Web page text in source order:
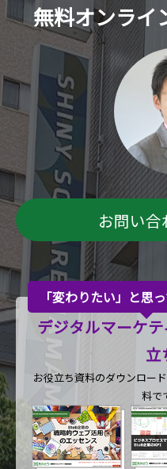
無料オンライ
お問い合
「変わりたい」と思
デジタルマーケ
立
お役立ち資料のダウンロー
料で